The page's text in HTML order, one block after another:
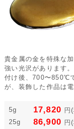
貴金属の金を特殊な
強い光沢があります
付け後、700〜850℃
が、装飾した作品は
5g 17,820 円
25g
86,900 円